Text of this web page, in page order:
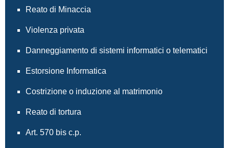
Reato di Minaccia
Violenza privata
Danneggiamento di sistemi informatici o telematici
Estorsione Informatica
Costrizione o induzione al matrimonio
Reato di tortura
Art. 570 bis c.p.